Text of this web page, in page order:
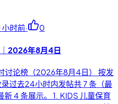
时前· 0
2026年8月4日
讨论榜（2026年8月4日） 按发
过去24小时内发帖共 7 条（最
4 条展示。 1. KIDS 儿童保育